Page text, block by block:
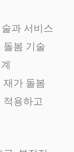
과 서비스
돌봄 기술
재가 돌봄
적용하고